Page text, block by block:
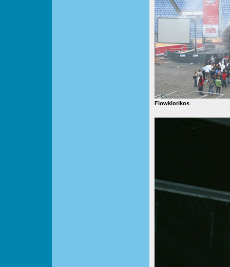
Flowklorikos